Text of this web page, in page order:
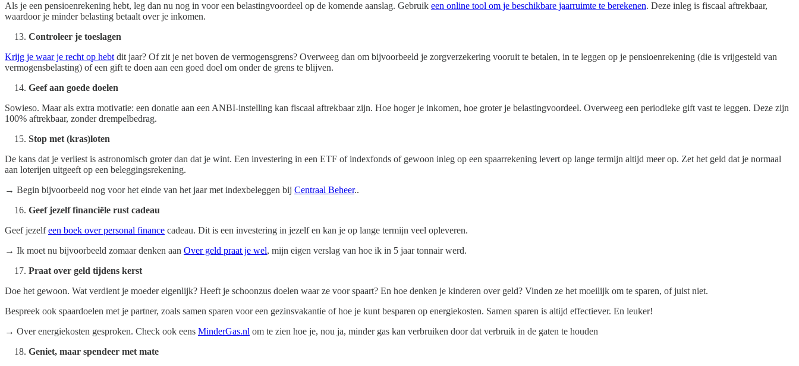
Als je een pensioenrekening hebt, leg dan nu nog in voor een belastingvoordeel op de komende aanslag. Gebruik een online tool om je beschikbare jaarruimte te berekenen. Deze inleg is fiscaal aftrekbaar,
waardoor je minder belasting betaalt over je inkomen.
Controleer je toeslagen
Krijg je waar je recht op hebt dit jaar? Of zit je net boven de vermogensgrens? Overweeg dan om bijvoorbeeld je zorgverzekering vooruit te betalen, in te leggen op je pensioenrekening (die is vrijgesteld van
vermogensbelasting) of een gift te doen aan een goed doel om onder de grens te blijven.
Geef aan goede doelen
Sowieso. Maar als extra motivatie: een donatie aan een ANBI-instelling kan fiscaal aftrekbaar zijn. Hoe hoger je inkomen, hoe groter je belastingvoordeel. Overweeg een periodieke gift vast te leggen. Deze zijn
100% aftrekbaar, zonder drempelbedrag.
Stop met (kras)loten
De kans dat je verliest is astronomisch groter dan dat je wint. Een investering in een ETF of indexfonds of gewoon inleg op een spaarrekening levert op lange termijn altijd meer op. Zet het geld dat je normaal
aan loterijen uitgeeft op een beleggingsrekening.
→ Begin bijvoorbeeld nog voor het einde van het jaar met indexbeleggen bij Centraal Beheer..
Geef jezelf financiële rust cadeau
Geef jezelfeen boek over personal finance cadeau. Dit is een investering in jezelf en kan je op lange termijn veel opleveren.
→ Ik moet nu bijvoorbeeld zomaar denken aan Over geld praat je wel, mijn eigen verslag van hoe ik in 5 jaar tonnair werd.
Praat over geld tijdens kerst
Doe het gewoon. Wat verdient je moeder eigenlijk? Heeft je schoonzus doelen waar ze voor spaart? En hoe denken je kinderen over geld? Vinden ze het moeilijk om te sparen, of juist niet.
Bespreek ook spaardoelen met je partner, zoals samen sparen voor een gezinsvakantie of hoe je kunt besparen op energiekosten. Samen sparen is altijd effectiever. En leuker!
→ Over energiekosten gesproken. Check ook eens MinderGas.nl om te zien hoe je, nou ja, minder gas kan verbruiken door dat verbruik in de gaten te houden
Geniet, maar spendeer met mate